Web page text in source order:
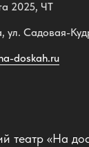
2025, ЧТ
ул. Садовая-
doskah.ru
театр «На